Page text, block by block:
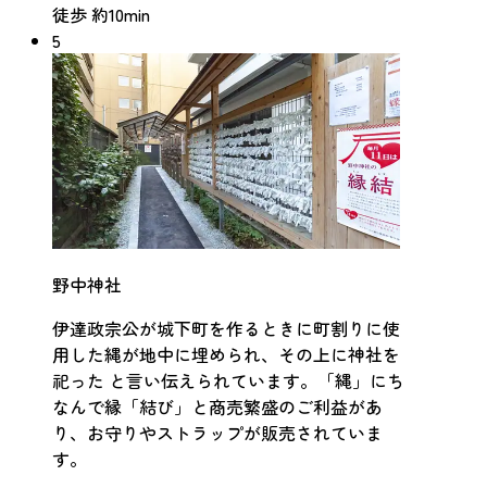
徒歩 約10min
5
野中神社
伊達政宗公が城下町を作るときに町割りに使
用した縄が地中に埋められ、その上に神社を
祀った と言い伝えられています。「縄」にち
なんで縁「結び」と商売繁盛のご利益があ
り、お守りやストラップが販売されていま
す。